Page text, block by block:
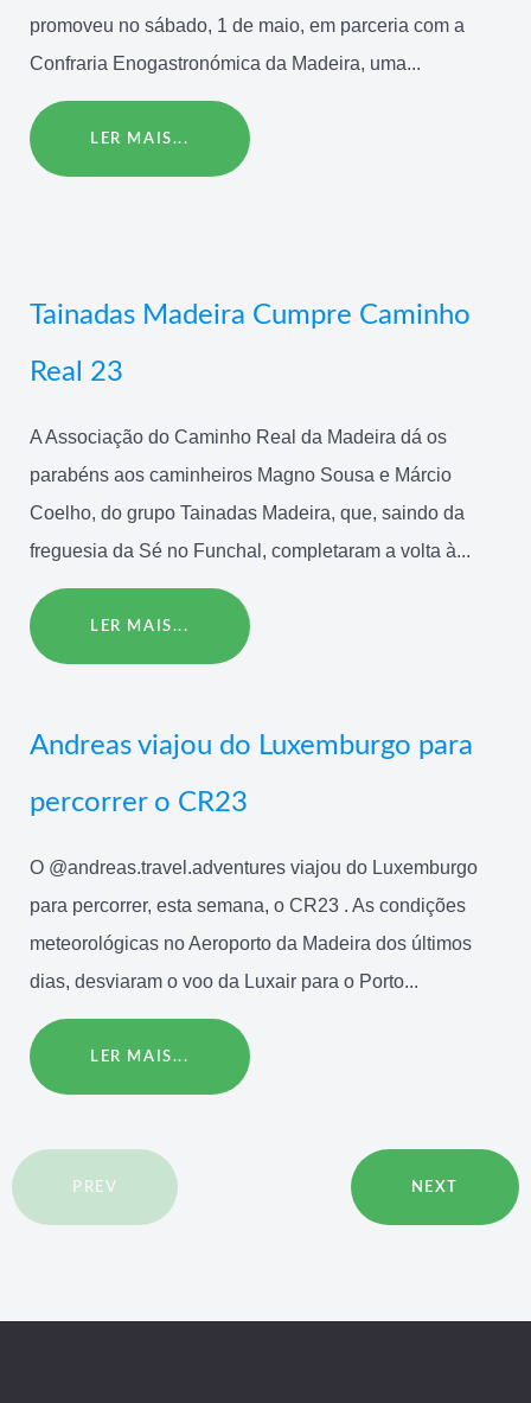
promoveu no sábado, 1 de maio, em parceria com a
Confraria Enogastronómica da Madeira, uma...
LER MAIS...
Tainadas Madeira Cumpre Caminho
Real 23
A Associação do Caminho Real da Madeira dá os
parabéns aos caminheiros Magno Sousa e Márcio
Coelho, do grupo Tainadas Madeira, que, saindo da
freguesia da Sé no Funchal, completaram a volta à...
LER MAIS...
Andreas viajou do Luxemburgo para
percorrer o CR23
O @andreas.travel.adventures viajou do Luxemburgo
para percorrer, esta semana, o CR23 . As condições
meteorológicas no Aeroporto da Madeira dos últimos
dias, desviaram o voo da Luxair para o Porto...
LER MAIS...
PREV NEXT